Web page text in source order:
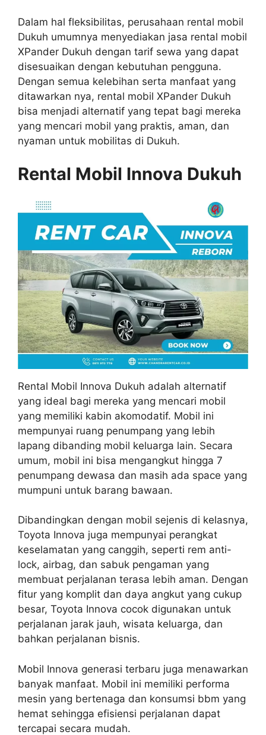
Dalam hal fleksibilitas, perusahaan rental mobil
Dukuh umumnya menyediakan jasa rental mobil
XPander Dukuh dengan tarif sewa yang dapat
disesuaikan dengan kebutuhan pengguna.
Dengan semua kelebihan serta manfaat yang
ditawarkan nya, rental mobil XPander Dukuh
bisa menjadi alternatif yang tepat bagi mereka
yang mencari mobil yang praktis, aman, dan
nyaman untuk mobilitas di Dukuh.
Rental Mobil Innova Dukuh
Rental Mobil Innova Dukuh adalah alternatif
yang ideal bagi mereka yang mencari mobil
yang memiliki kabin akomodatif. Mobil ini
mempunyai ruang penumpang yang lebih
lapang dibanding mobil keluarga lain. Secara
umum, mobil ini bisa mengangkut hingga 7
penumpang dewasa dan masih ada space yang
mumpuni untuk barang bawaan.
Dibandingkan dengan mobil sejenis di kelasnya,
Toyota Innova juga mempunyai perangkat
keselamatan yang canggih, seperti rem anti-
lock, airbag, dan sabuk pengaman yang
membuat perjalanan terasa lebih aman. Dengan
fitur yang komplit dan daya angkut yang cukup
besar, Toyota Innova cocok digunakan untuk
perjalanan jarak jauh, wisata keluarga, dan
bahkan perjalanan bisnis.
Mobil Innova generasi terbaru juga menawarkan
banyak manfaat. Mobil ini memiliki performa
mesin yang bertenaga dan konsumsi bbm yang
hemat sehingga efisiensi perjalanan dapat
tercapai secara mudah.